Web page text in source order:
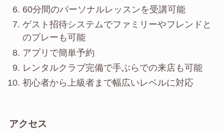
60分間のパーソナルレッスンを受講可能
ゲスト招待システムでファミリーやフレンドと
のプレーも可能
アプリで簡単予約
レンタルクラブ完備で手ぶらでの来店も可能
初心者から上級者まで幅広いレベルに対応
アクセス